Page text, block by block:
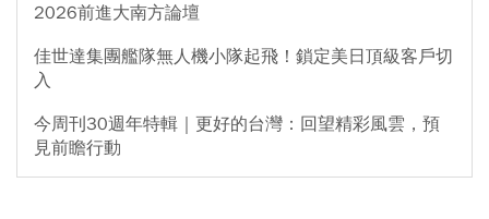
2026前進大南方論壇
佳世達集團艦隊無人機小隊起飛！鎖定美日頂級客戶切
入
今周刊30週年特輯｜更好的台灣：回望精彩風雲，預
見前瞻行動